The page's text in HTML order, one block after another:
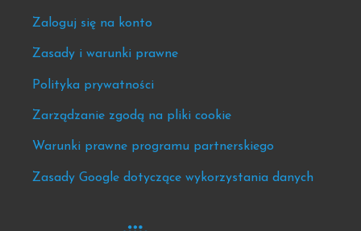
news
&
events
Zaloguj się na konto
Zasady i warunki prawne
Polityka prywatności
Zarządzanie zgodą na pliki cookie
Warunki prawne programu partnerskiego
Zasady Google dotyczące wykorzystania danych